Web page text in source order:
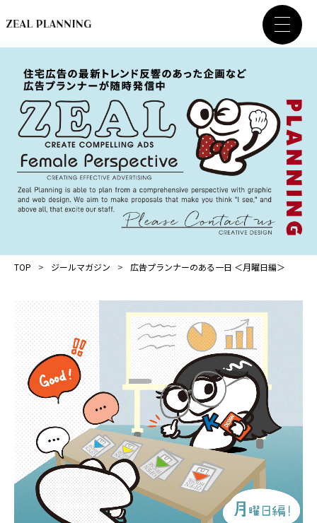
TOP ジールマガジン 広告プランナーのある一日 ＜月曜日編＞